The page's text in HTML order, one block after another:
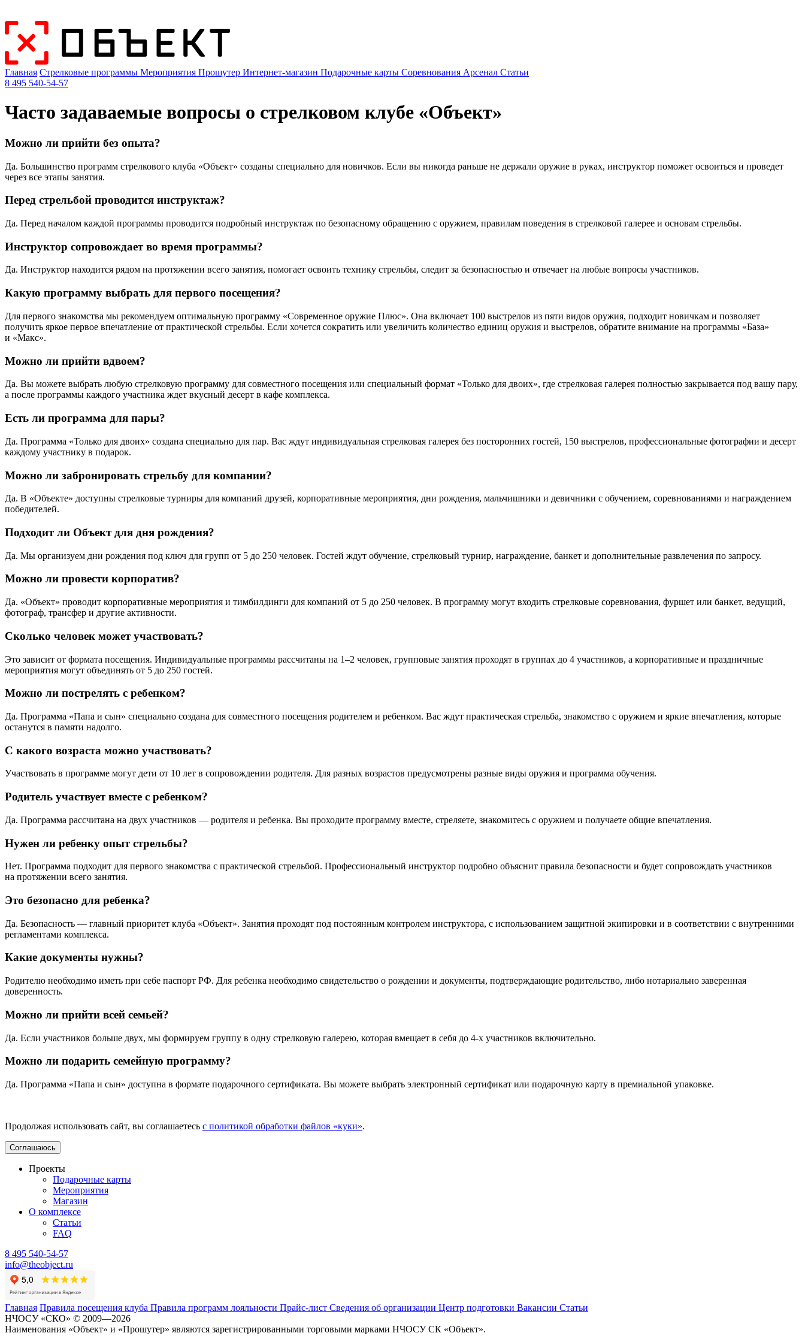
Главная Стрелковые программы Мероприятия Прошутер Интернет-магазин Подарочные карты Соревнования Арсенал Статьи
8 495 540-54-57
Часто задаваемые вопросы о стрелковом клубе «Объект»
Можно ли прийти без опыта?
Да. Большинство программ стрелкового клуба «Объект» созданы специально для новичков. Если вы никогда раньше не держали оружие в руках, инструктор поможет освоиться и проведет
через все этапы занятия.
Перед стрельбой проводится инструктаж?
Да. Перед началом каждой программы проводится подробный инструктаж по безопасному обращению с оружием, правилам поведения в стрелковой галерее и основам стрельбы.
Инструктор сопровождает во время программы?
Да. Инструктор находится рядом на протяжении всего занятия, помогает освоить технику стрельбы, следит за безопасностью и отвечает на любые вопросы участников.
Какую программу выбрать для первого посещения?
Для первого знакомства мы рекомендуем оптимальную программу «Современное оружие Плюс». Она включает 100 выстрелов из пяти видов оружия, подходит новичкам и позволяет
получить яркое первое впечатление от практической стрельбы. Если хочется сократить или увеличить количество единиц оружия и выстрелов, обратите внимание на программы «База»
и «Макс».
Можно ли прийти вдвоем?
Да. Вы можете выбрать любую стрелковую программу для совместного посещения или специальный формат «Только для двоих», где стрелковая галерея полностью закрывается под вашу пару,
а после программы каждого участника ждет вкусный десерт в кафе комплекса.
Есть ли программа для пары?
Да. Программа «Только для двоих» создана специально для пар. Вас ждут индивидуальная стрелковая галерея без посторонних гостей, 150 выстрелов, профессиональные фотографии и десерт
каждому участнику в подарок.
Можно ли забронировать стрельбу для компании?
Да. В «Объекте» доступны стрелковые турниры для компаний друзей, корпоративные мероприятия, дни рождения, мальчишники и девичники с обучением, соревнованиями и награждением
победителей.
Подходит ли Объект для дня рождения?
Да. Мы организуем дни рождения под ключ для групп от 5 до 250 человек. Гостей ждут обучение, стрелковый турнир, награждение, банкет и дополнительные развлечения по запросу.
Можно ли провести корпоратив?
Да. «Объект» проводит корпоративные мероприятия и тимбилдинги для компаний от 5 до 250 человек. В программу могут входить стрелковые соревнования, фуршет или банкет, ведущий,
фотограф, трансфер и другие активности.
Сколько человек может участвовать?
Это зависит от формата посещения. Индивидуальные программы рассчитаны на 1–2 человек, групповые занятия проходят в группах до 4 участников, а корпоративные и праздничные
мероприятия могут объединять от 5 до 250 гостей.
Можно ли пострелять с ребенком?
Да. Программа «Папа и сын» специально создана для совместного посещения родителем и ребенком. Вас ждут практическая стрельба, знакомство с оружием и яркие впечатления, которые
останутся в памяти надолго.
С какого возраста можно участвовать?
Участвовать в программе могут дети от 10 лет в сопровождении родителя. Для разных возрастов предусмотрены разные виды оружия и программа обучения.
Родитель участвует вместе с ребенком?
Да. Программа рассчитана на двух участников — родителя и ребенка. Вы проходите программу вместе, стреляете, знакомитесь с оружием и получаете общие впечатления.
Нужен ли ребенку опыт стрельбы?
Нет. Программа подходит для первого знакомства с практической стрельбой. Профессиональный инструктор подробно объяснит правила безопасности и будет сопровождать участников
на протяжении всего занятия.
Это безопасно для ребенка?
Да. Безопасность — главный приоритет клуба «Объект». Занятия проходят под постоянным контролем инструктора, с использованием защитной экипировки и в соответствии с внутренними
регламентами комплекса.
Какие документы нужны?
Родителю необходимо иметь при себе паспорт РФ. Для ребенка необходимо свидетельство о рождении и документы, подтверждающие родительство, либо нотариально заверенная
доверенность.
Можно ли прийти всей семьей?
Да. Если участников больше двух, мы формируем группу в одну стрелковую галерею, которая вмещает в себя до 4-х участников включительно.
Можно ли подарить семейную программу?
Да. Программа «Папа и сын» доступна в формате подарочного сертификата. Вы можете выбрать электронный сертификат или подарочную карту в премиальной упаковке.
Продолжая использовать сайт, вы соглашаетесь с политикой обработки файлов «куки».
Соглашаюсь
Проекты
Подарочные карты
Мероприятия
Магазин
О комплексе
Статьи
FAQ
8 495 540-54-57
info@theobject.ru
Главная Правила посещения клуба Правила программ лояльности Прайс-лист Сведения об организации Центр подготовки Вакансии Статьи
НЧОСУ «СКО» © 2009—2026
Наименования «Объект» и «Прошутер» являются зарегистрированными торговыми марками НЧОСУ СК «Объект».